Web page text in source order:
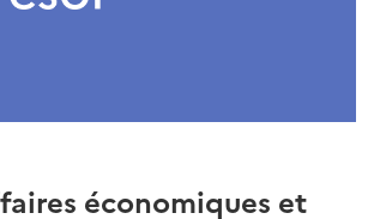
économiques et